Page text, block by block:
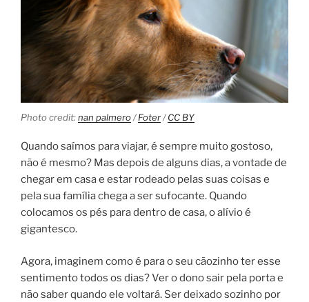
Photo credit:nan palmero/Foter/CC BY
Quando saímos para viajar, é sempre muito gostoso,
não é mesmo? Mas depois de alguns dias, a vontade de
chegar em casa e estar rodeado pelas suas coisas e
pela sua família chega a ser sufocante. Quando
colocamos os pés para dentro de casa, o alívio é
gigantesco.
Agora, imaginem como é para o seu cãozinho ter esse
sentimento todos os dias? Ver o dono sair pela porta e
não saber quando ele voltará. Ser deixado sozinho por